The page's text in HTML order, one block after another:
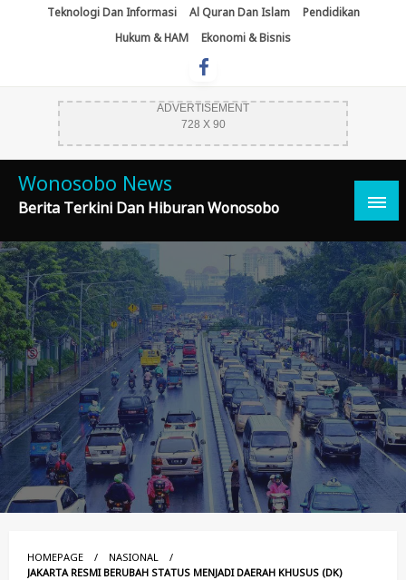
Teknologi Dan Informasi Al Quran Dan Islam
Pendidikan
Hukum & HAM
Ekonomi & Bisnis
ADVERTISEMENT
728 X 90
Wonosobo News
Berita Terkini Dan Hiburan Wonosobo
HOMEPAGE
NASIONAL
JAKARTA RESMI BERUBAH STATUS MENJADI DAERAH KHUSUS (DK)